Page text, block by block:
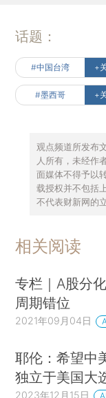
话题：
#中国台湾 +
#墨西哥 +
观点频道所发布
人所有，未经作
面媒体不得予以
载授权并不包括
不代表财新网的
相关阅读
专栏｜A股分
周期错位
2021年09月04日
耶伦：希望中
独立于美国大
2023年12月15日